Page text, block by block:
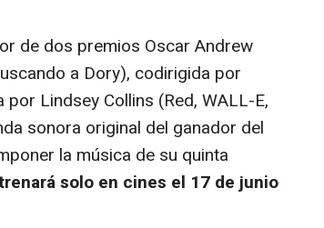
de dos premios Oscar Andrew
a Dory), codirigida por
Lindsey Collins (Red, WALL-E,
sonora original del ganador del
la música de su quinta
solo en cines el 17 de junio